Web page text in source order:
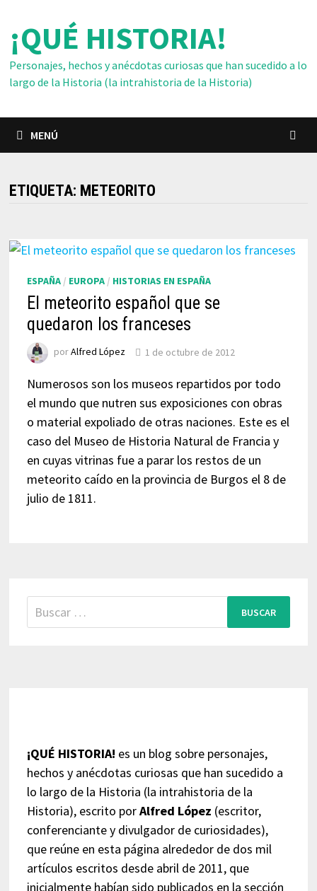
contenido
¡QUÉ HISTORIA!
Personajes, hechos y anécdotas curiosas que han sucedido a lo
largo de la Historia (la intrahistoria de la Historia)
MENÚ
ETIQUETA: METEORITO
ESPAÑA/ EUROPA/ HISTORIAS EN ESPAÑA
El meteorito español que se
quedaron los franceses
porAlfred López 1 de octubre de 2012
Numerosos son los museos repartidos por todo
el mundo que nutren sus exposiciones con obras
o material expoliado de otras naciones. Este es el
caso del Museo de Historia Natural de Francia y
en cuyas vitrinas fue a parar los restos de un
meteorito caído en la provincia de Burgos el 8 de
julio de 1811.
Buscar:
¡QUÉ HISTORIA! es un blog sobre personajes,
hechos y anécdotas curiosas que han sucedido a
lo largo de la Historia (la intrahistoria de la
Historia), escrito porAlfred López (escritor,
conferenciante y divulgador de curiosidades),
que reúne en esta página alrededor de dos mil
artículos escritos desde abril de 2011, que
inicialmente habían sido publicados en la sección